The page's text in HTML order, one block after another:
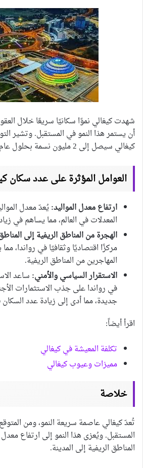
شهدت كيغالي نموًا سكانيًا سريعًا خلال
أن يستمر هذا النمو في المستقبل. وتشير
كيغالي سيصل إلى 2 مليون نسمة بحلول عام 2040.
العوامل المؤثرة على عدد سكان
ارتفاع معدل المواليد:يُعدّ معدل
المعدلات في العالم، مما يساهم في
الهجرة من المناطق الريفية إلى
مركزًا اقتصاديًا وثقافيًا في رواندا،
المهاجرين من المناطق الريفية.
الاستقرار السياسي والأمني: ساعد
في رواندا على جذب الاستثمارات
جديدة، مما أدى إلى زيادة عدد
اقرأ أيضاً:
تكلفة المعيشة في كيغالي
مميزات وعيوب كيغالي
خلاصة
تُعدّ كيغالي عاصمة سريعة النمو، ومن
المستقبل. ويُعزى هذا النمو إلى ارتفاع معدل
المناطق الريفية إلى المدينة.